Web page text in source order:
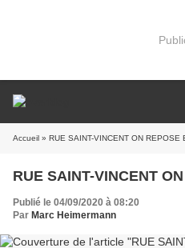
Accueil » RUE SAINT-VINCENT ON REPOSE
RUE SAINT-VINCENT
Publié le 04/09/2020 à 08:20
Par Marc Heimermann